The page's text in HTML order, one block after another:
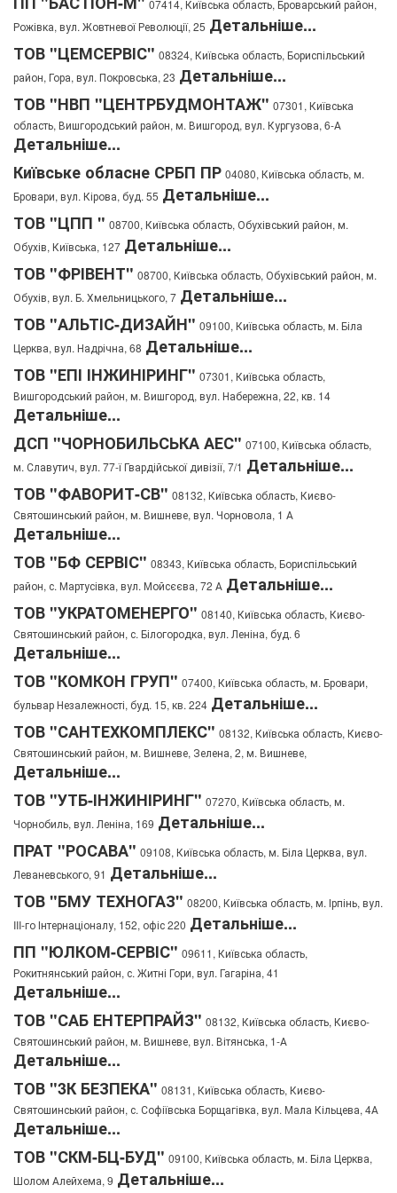
07414, Київська область, Броварський район,
Рожівка, вул. Жовтневої Революції, 25 Детальніше...
ТОВ "ЦЕМСЕРВІС" 08324, Київська область, Бориспільський
район, Гора, вул. Покровська, 23 Детальніше...
ТОВ "НВП "ЦЕНТРБУДМОНТАЖ" 07301, Київська
область, Вишгородський район, м. Вишгород, вул. Кургузова, 6-А
Детальніше...
Київське обласне СРБП ПР 04080, Київська область, м.
Бровари, вул. Кірова, буд. 55 Детальніше...
ТОВ "ЦПП " 08700, Київська область, Обухівський район, м.
Обухів, Київська, 127 Детальніше...
ТОВ "ФРІВЕНТ" 08700, Київська область, Обухівський район, м.
Обухів, вул. Б. Хмельницького, 7 Детальніше...
ТОВ "АЛЬТІС-ДИЗАЙН" 09100, Київська область, м. Біла
Церква, вул. Надрічна, 68 Детальніше...
ТОВ "ЕПІ ІНЖИНІРИНГ" 07301, Київська область,
Вишгородський район, м. Вишгород, вул. Набережна, 22, кв. 14
Детальніше...
ДСП "ЧОРНОБИЛЬСЬКА АЕС" 07100, Київська область,
м. Славутич, вул. 77-ї Гвардійської дивізії, 7/1 Детальніше...
ТОВ "ФАВОРИТ-СВ" 08132, Київська область, Києво-
Святошинський район, м. Вишневе, вул. Чорновола, 1 А
Детальніше...
ТОВ "БФ СЕРВІС" 08343, Київська область, Бориспільський
район, с. Мартусівка, вул. Мойсєєва, 72 А Детальніше...
ТОВ "УКРАТОМЕНЕРГО" 08140, Київська область, Києво-
Святошинський район, с. Білогородка, вул. Леніна, буд. 6
Детальніше...
ТОВ "КОМКОН ГРУП" 07400, Київська область, м. Бровари,
бульвар Незалежності, буд. 15, кв. 224 Детальніше...
ТОВ "САНТЕХКОМПЛЕКС" 08132, Київська область, Києво-
Святошинський район, м. Вишневе, Зелена, 2, м. Вишневе,
Детальніше...
ТОВ "УТБ-ІНЖИНІРИНГ" 07270, Київська область, м.
Чорнобиль, вул. Леніна, 169 Детальніше...
ПРАТ "РОСАВА" 09108, Київська область, м. Біла Церква, вул.
Леваневського, 91 Детальніше...
ТОВ "БМУ ТЕХНОГАЗ" 08200, Київська область, м. Ірпінь, вул.
III-го Інтернаціоналу, 152, офіс 220 Детальніше...
ПП "ЮЛКОМ-СЕРВІС" 09611, Київська область,
Рокитнянський район, с. Житні Гори, вул. Гагаріна, 41
Детальніше...
ТОВ "САБ ЕНТЕРПРАЙЗ" 08132, Київська область, Києво-
Святошинський район, м. Вишневе, вул. Вітянська, 1-А
Детальніше...
ТОВ "3К БЕЗПЕКА" 08131, Київська область, Києво-
Святошинський район, с. Софіївська Борщагівка, вул. Мала Кільцева, 4А
Детальніше...
ТОВ "СКМ-БЦ-БУД" 09100, Київська область, м. Біла Церква,
Шолом Алейхема, 9 Детальніше...